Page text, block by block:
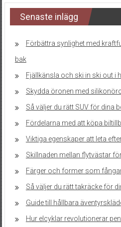
Senaste inlägg
Förbättra synlighet med
bak
Fjällkänsla och ski in ski out i
Skydda öronen med
Så väljer du rätt SUV för dina
Fördelarna med att köpa
Viktiga egenskaper att leta
Skillnaden mellan flytvästar
Färger och former som
Så väljer du rätt takräcke för
Guide till hållbara
Hur elcyklar revolutionerar